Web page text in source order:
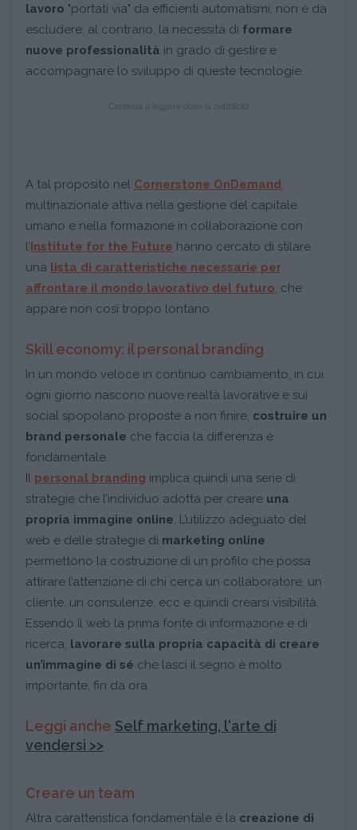
lavoro "portati via" da efficienti automatismi, non è da
escludere, al contrario, la necessità di formare
nuove professionalità in grado di gestire e
accompagnare lo sviluppo di queste tecnologie.
A tal proposito nel Cornerstone OnDemand
multinazionale attiva nella gestione del capitale
umano e nella formazione in collaborazione con
l’Institute for the Future hanno cercato di stilare
una lista di caratteristiche necessarie per
affrontare il mondo lavorativo del futuro , che
appare non così troppo lontano.
Skill economy: il personal branding
In un mondo veloce in continuo cambiamento, in cui
ogni giorno nascono nuove realtà lavorative e sui
social spopolano proposte a non finire, costruire un
brand personale che faccia la differenza è
fondamentale.
Il personal branding implica quindi una serie di
strategie che l’individuo adotta per creare una
propria immagine online . L’utilizzo adeguato del
web e delle strategie di marketing online
permettono la costruzione di un profilo che possa
attirare l’attenzione di chi cerca un collaboratore, un
cliente, un consulenze, ecc e quindi crearsi visibilità.
Essendo il web la prima fonte di informazione e di
ricerca, lavorare sulla propria capacità di creare
un’immagine di sé che lasci il segno è molto
importante, fin da ora.
Leggi anche Self marketing, l'arte di
vendersi >>
Creare un team
Altra caratteristica fondamentale è la creazione di